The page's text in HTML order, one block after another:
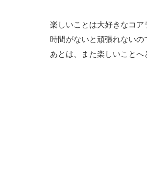
楽しいことは大好きなコ
時間がないと頑張れない
あとは、また楽しいことへ